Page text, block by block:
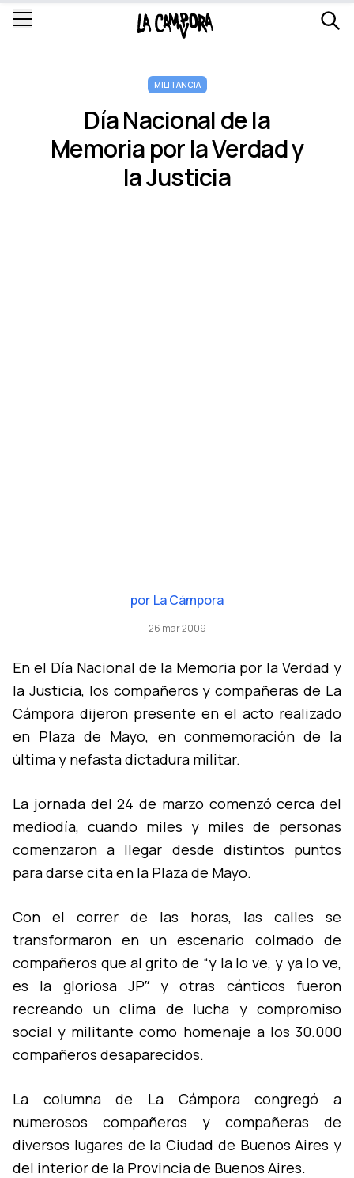
MILITANCIA
Dí­a Nacional de la
Memoria por la Verdad y
la Justicia
por La Cámpora
26 mar 2009
En el Dí­a Nacional de la Memoria por la Verdad y
la Justicia, los compañeros y compañeras de La
Cámpora dijeron presente en el acto realizado
en Plaza de Mayo, en conmemoración de la
última y nefasta dictadura militar.
La jornada del 24 de marzo comenzó cerca del
mediodí­a, cuando miles y miles de personas
comenzaron a llegar desde distintos puntos
para darse cita en la Plaza de Mayo.
Con el correr de las horas, las calles se
transformaron en un escenario colmado de
compañeros que al grito de “y la lo ve, y ya lo ve,
es la gloriosa JPˮ y otras cánticos fueron
recreando un clima de lucha y compromiso
social y militante como homenaje a los 30.000
compañeros desaparecidos.
La columna de La Cámpora congregó a
numerosos compañeros y compañeras de
diversos lugares de la Ciudad de Buenos Aires y
del interior de la Provincia de Buenos Aires.